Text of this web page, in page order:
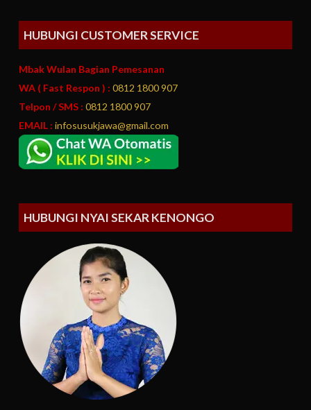
HUBUNGI CUSTOMER SERVICE
Mbak Wulan Bagian Pemesanan
WA ( Fast Respon ) : 0812 1800 907
Telpon / SMS : 0812 1800 907
EMAIL : infosusukjawa@gmail.com
HUBUNGI NYAI SEKAR KENONGO